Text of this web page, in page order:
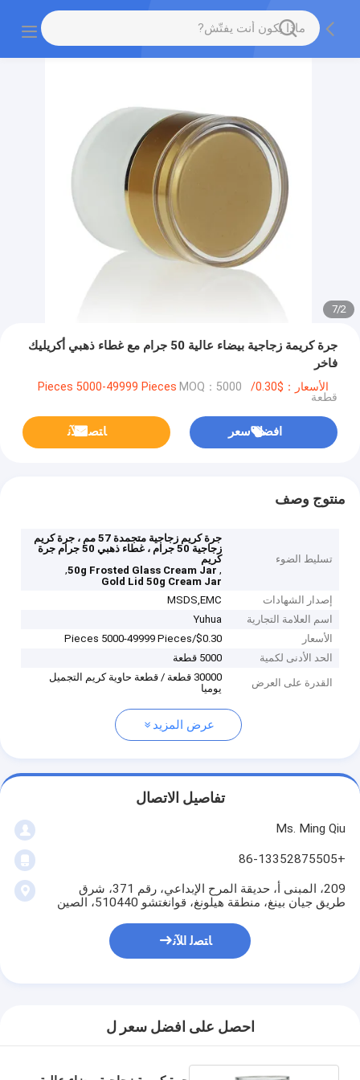
2
/
7
جرة كريمة زجاجية بيضاء عالية 50 جرام مع غطاء ذهبي أكريليك
فاخر
الأسعار：$0.30/Pieces 5000-49999 Pieces MOQ：5000
قطعة
افضل سعر ﺎﺘﺼﻟ ﺍﻶﻧ
منتوج وصف
تسليط الضوء
جرة كريم زجاجية متجمدة 57 مم ، جرة كريم
زجاجية 50 جرام ، غطاء ذهبي 50 جرام جرة
كريم
,
50g Frosted Glass Cream Jar
,
Gold Lid 50g Cream Jar
إصدار الشهادات
MSDS,EMC
اسم العلامة التجارية
Yuhua
الأسعار
$0.30/Pieces 5000-49999 Pieces
الحد الأدنى لكمية
5000 قطعة
القدرة على العرض
30000 قطعة / قطعة حاوية كريم التجميل
يوميا
عرض المزيد
تفاصيل الاتصال
Ms. Ming Qiu
+86-13352875505
209، المبنى أ، حديقة المرح الإبداعي، رقم 371، شرق
طريق جيان بينغ، منطقة هيلونغ، قوانغتشو 510440، الصين
ﺎﺘﺼﻟ ﺍﻶﻧ
احصل على افضل سعر ل